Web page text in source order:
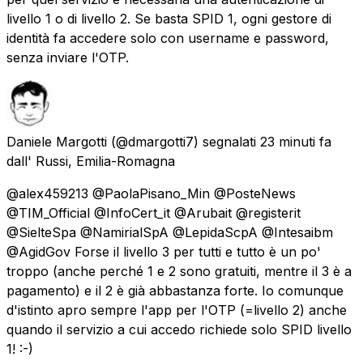
livello 1 o di livello 2. Se basta SPID 1, ogni gestore di
identità fa accedere solo con username e password,
senza inviare l'OTP.
Daniele Margotti (@dmargotti7) segnalati 23 minuti fa
dall' Russi, Emilia-Romagna
@alex459213 @PaolaPisano_Min @PosteNews
@TIM_Official @InfoCert_it @Arubait @registerit
@SielteSpa @NamirialSpA @LepidaScpA @Intesaibm
@AgidGov Forse il livello 3 per tutti e tutto è un po'
troppo (anche perché 1 e 2 sono gratuiti, mentre il 3 è a
pagamento) e il 2 è già abbastanza forte. Io comunque
d'istinto apro sempre l'app per l'OTP (=livello 2) anche
quando il servizio a cui accedo richiede solo SPID livello
1! :-)